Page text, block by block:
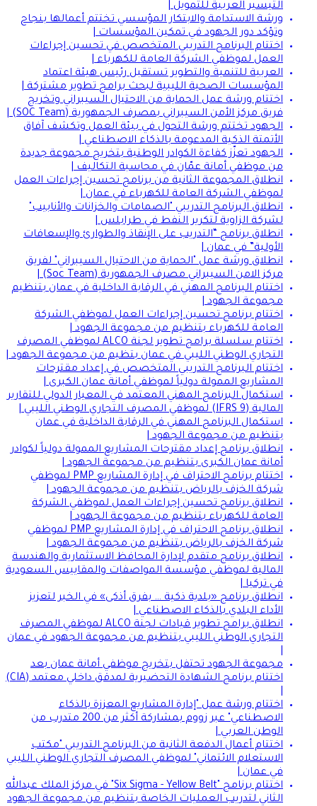
التيسير العربية للتمويل |
ورشة الاستدامة والابتكار المؤسسي تختتم أعمالها بنجاح
وتؤكد دور الجهود في تمكين المؤسسات |
اختتام البرنامج التدريبي المتخصص في تحسين إجراءات
العمل لموظفي الشركة العامة للكهرباء |
العربية للتنمية والتطوير تستقبل رئيس هيئة اعتماد
المؤسسات الصحية الليبية لبحث برامج تطوير مشتركة |
اختتام ورشة عمل الحماية من الاحتيال السيبراني وتخريج
فريق مركز الأمن السيبراني بمصرف الجمهورية (SOC Team) |
الجهود تختتم ورشة التحول في بيئة العمل وتكشف آفاق
الأتمتة الذكية المدعومة بالذكاء الاصطناعي |
الجهود تعزّز كفاءة الكوادر الوطنية بتخريج مجموعة جديدة
من موظفي أمانة عمّان في محاسبة التكاليف |
انطلاق المجموعة الثانية من برنامج تحسين إجراءات العمل
لموظفي الشركة العامة للكهرباء في عمان |
انطلاق البرنامج التدريبي "الصمامات والخزانات والأنابيب"
لشركة الزاوية لتكرير النفط في طرابلس |
انطلاق برنامج “التدريب على الإنقاذ والطوارئ والإسعافات
الأولية” في عمان |
انطلاق ورشة عمل "الحماية من الاحتيال السيبراني" لفريق
مركز الامن السيبراني مصرف الجمهورية (Soc Team) |
اختتام البرنامج المهني في الرقابة الداخلية في عمان بتنظيم
مجموعة الجهود |
اختتام برنامج تحسين إجراءات العمل لموظفي الشركة
العامة للكهرباء بتنظيم من مجموعة الجهود |
اختتام سلسلة برامج تطوير لجنة ALCO لموظفي المصرف
التجاري الوطني الليبي في عمان بتظيم من مجموعة الجهود |
اختتام البرنامج التدريبي المتخصص في إعداد مقترحات
المشاريع الممولة دولياً لموظفي أمانة عمان الكبرى |
استكمال البرنامج المهني المعتمد في المعيار الدولي للتقارير
المالية (IFRS 9) لموظفي المصرف التجاري الوطني الليبي |
استكمال البرنامج المهني في الرقابة الداخلية في عمان
بتنظيم من مجموعة الجهود |
انطلاق برنامج إعداد مقترحات المشاريع الممولة دولياً لكوادر
أمانة عمان الكبرى بتنظيم من مجموعة الجهود |
اختتام برنامج الاحتراف في إدارة المشاريع PMP لموظفي
شركة الخزف بالرياض بتنظيم من مجموعة الجهود |
انطلاق برنامج تحسين إجراءات العمل لموظفي الشركة
العامة للكهرباء بتنظيم من مجموعة الجهود |
انطلاق برنامج الاحتراف في إدارة المشاريع PMP لموظفي
شركة الخزف بالرياض بتنظيم من مجموعة الجهود |
انطلاق برنامج متقدم لإدارة المحافظ الاستثمارية والهندسة
المالية لموظفي مؤسسة المواصفات والمقاييس السعودية
في تركيا |
انطلاق برنامج «بلدية ذكية … بفرق أذكى» في الخبر لتعزيز
الأداء البلدي بالذكاء الاصطناعي |
انطلاق برامج تطوير قيادات لجنة ALCO لموظفي المصرف
التجاري الوطني الليبي بتنظيم من مجموعة الجهود في عمان
مجموعة الجهود تحتفل بتخريج موظفي أمانة عمان بعد
اختتام برنامج الشهادة التحضيرية لمدقق داخلي معتمد (CIA)
اختتام ورشة عمل "إدارة المشاريع المعززة بالذكاء
الاصطناعي" عبر زووم بمشاركة أكثر من 200 متدرب من
الوطن العربي |
اختتام أعمال الدفعة الثانية من البرنامج التدريبي "مكتب
الاستعلام الائتماني" لموظفي المصرف التجاري الوطني الليبي
في عمان |
اختتام برنامج "Six Sigma - Yellow Belt" في مركز الملك عبدالله
الثاني لتدريب العمليات الخاصة بتنظيم من مجموعة الجهود